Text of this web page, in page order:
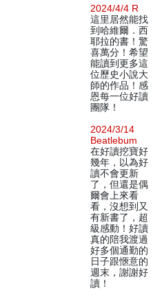
2024/4/4 R
這里居然能找
到哈維爾．西
耶拉的書！驚
喜萬分！希望
能讀到更多這
位歷史小說大
師的作品！感
恩每一位好讀
團隊！
2024/3/14
Beatlebum
在好讀挖寶好
幾年，以為好
讀不會更新
了，但還是偶
爾會上來看
看，沒想到又
有新書了，超
級感動！好讀
真的陪我渡過
好多個通勤的
日子跟愜意的
週末，謝謝好
讀！